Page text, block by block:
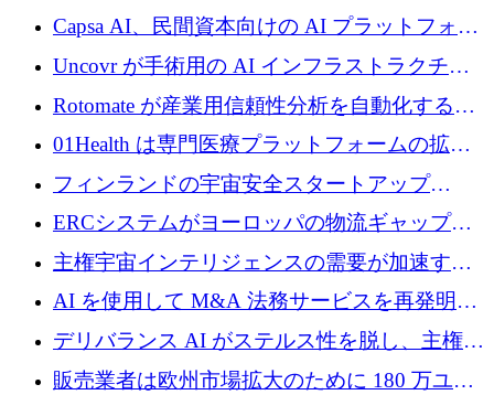
ブ ロボティクス プラットフォームを拡張する
ためにシリーズ C で最大 14 億ドルを確保
Capsa AI、民間資本向けの AI プラットフォー
ムを拡大するために 1,800 万ドルを調達
Uncovr が手術用の AI インフラストラクチャ
を構築するために 700 万ドルを調達
Rotomate が産業用信頼性分析を自動化するた
めに 210 万ユーロを調達
01Health は専門医療プラットフォームの拡大
に 1,500 万ドルを確保
フィンランドの宇宙安全スタートアップ
Aavuus が、スペースデブリ追跡に取り組むプ
レシード資金を獲得
ERCシステムがヨーロッパの物流ギャップを
埋めるために設計された重量物運搬用eVTOL
であるVictorを発表
主権宇宙インテリジェンスの需要が加速する
中、ICEYEは評価額100億ユーロ以上で4億
AI を使用して M&A 法務サービスを再発明す
るために 110 万ユーロを適切に確保
デリバランス AI がステルス性を脱し、主権の
あるエンタープライズ AI を強化
販売業者は欧州市場拡大のために 180 万ユー